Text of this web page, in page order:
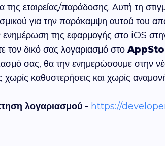
εταιρείας/παράδοσης. Αυτή τη
για την παράκαμψη αυτού του
ενημέρωση της εφαρμογής στο iOS
τον δικό σας λογαριασμό στο
σας, θα την ενημερώσουμε στην
χωρίς καθυστερήσεις και χωρίς
λογαριασμού - https://